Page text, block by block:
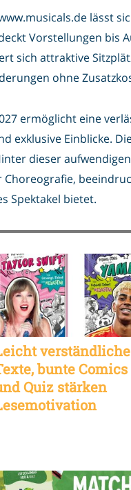
lässt
Vorstellungen
sich attraktive
ohne
ermöglicht eine
exklusive Einblicke.
dieser
Spektakel bietet.
verständliche
bunte Comics
Quiz stärken